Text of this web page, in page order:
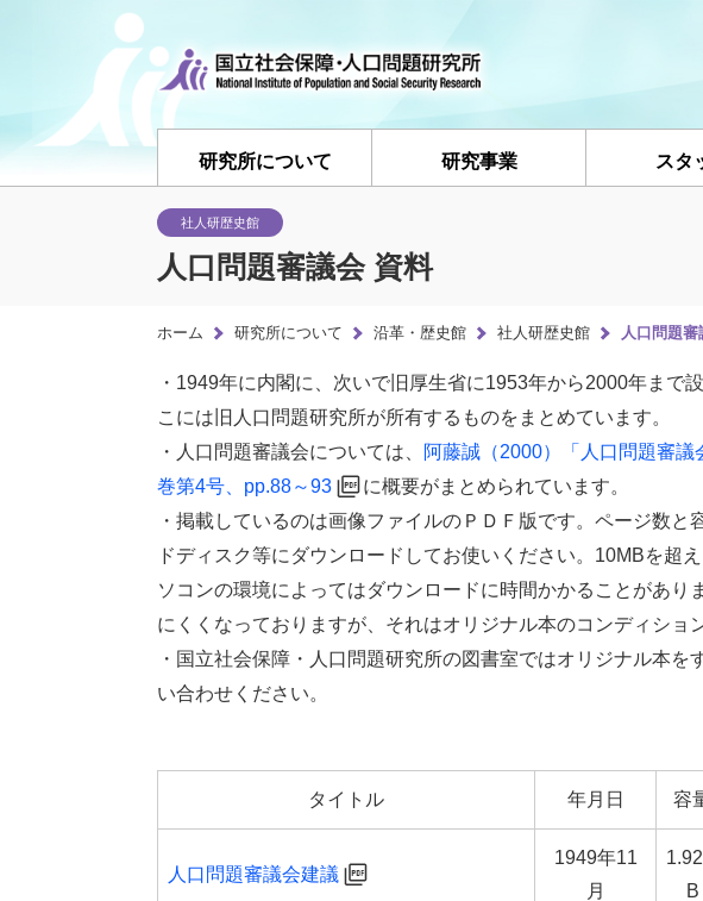
研究所について 研究事業 スタ
社人研歴史館
人口問題審議会 資料
ホーム 研究所について 沿革・歴史館 社人研歴史館 人口問題
・1949年に内閣に、次いで旧厚生省に1953年から2000年まで
こには旧人口問題研究所が所有するものをまとめています。
・人口問題審議会については、
阿藤誠（2000）「人口問題審
巻第4号、pp.88～93
に概要がまとめられています。
・掲載しているのは画像ファイルのＰＤＦ版です。ページ数
ドディスク等にダウンロードしてお使いください。10MBを超
ソコンの環境によってはダウンロードに時間かかることがあ
にくくなっておりますが、それはオリジナル本のコンディショ
・国立社会保障・人口問題研究所の図書室ではオリジナル本を
い合わせください。
タイトル 年月日 容
人口問題審議会建議
1949年11
月
B